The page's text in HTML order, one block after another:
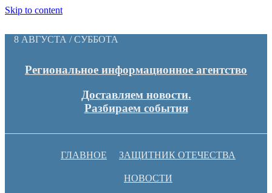
Skip to content
8 АВГУСТА / СУББОТА
Региональное информационное агентство
Доставляем новости.
Разбираем события
ГЛАВНОЕ ЗАЩИТНИК ОТЕЧЕСТВА
НОВОСТИ